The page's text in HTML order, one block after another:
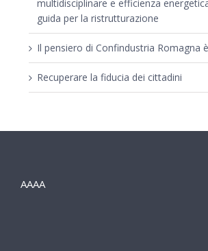
multidisciplinare e efficienza
guida per la ristrutturazione
Il pensiero di Confindustria Romagna
Recuperare la fiducia dei cittadini
AAAA